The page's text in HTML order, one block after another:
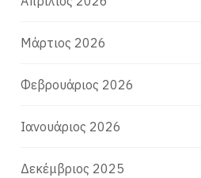
Μάρτιος 2026
Φεβρουάριος 2026
Ιανουάριος 2026
Δεκέμβριος 2025